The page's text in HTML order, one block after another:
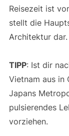
Reisezeit ist
stellt die
Architektur dar.
TIPP: Ist dir
Vietnam aus in
Japans
pulsierendes
vorziehen.